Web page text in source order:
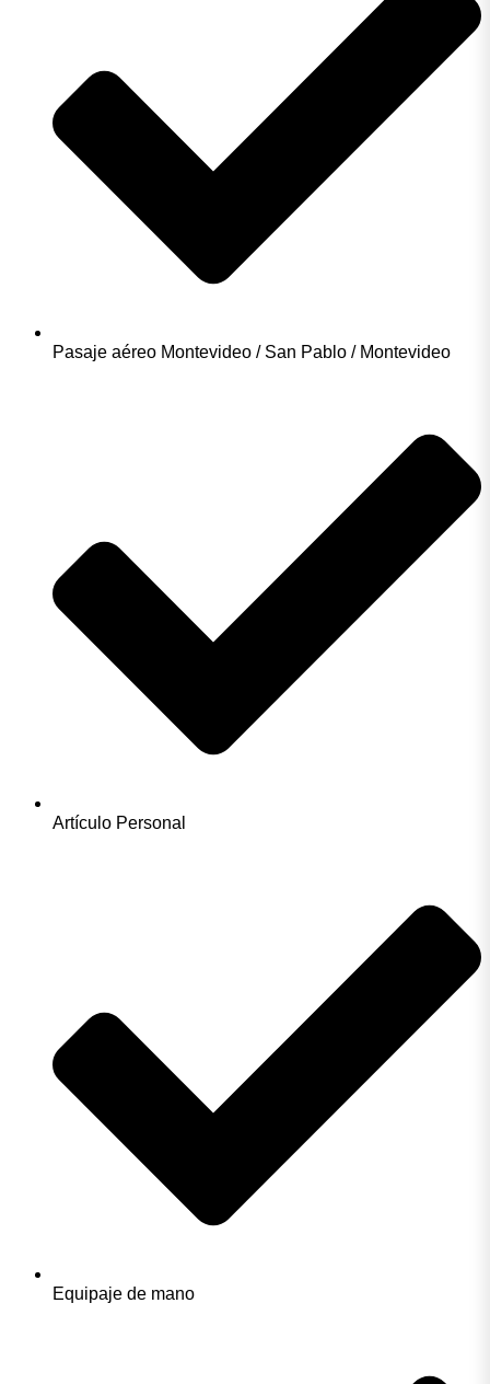
Pasaje aéreo Montevideo / San Pablo / Montevideo
Artículo Personal
Equipaje de mano